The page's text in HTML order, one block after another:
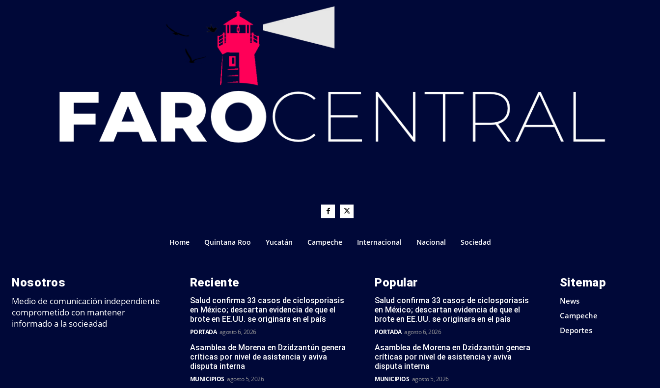
Home Quintana Roo Yucatán Campeche Internacional Nacional Sociedad
Nosotros
Medio de comunicación independiente
comprometido con mantener
informado a la socieadad
Reciente
Salud confirma 33 casos de ciclosporiasis
en México; descartan evidencia de que el
brote en EE.UU. se originara en el país
PORTADA agosto 6, 2026
Asamblea de Morena en Dzidzantún genera
críticas por nivel de asistencia y aviva
disputa interna
MUNICIPIOS agosto 5, 2026
Popular
Salud confirma 33 casos de ciclosporiasis
en México; descartan evidencia de que el
brote en EE.UU. se originara en el país
PORTADA agosto 6, 2026
Asamblea de Morena en Dzidzantún genera
críticas por nivel de asistencia y aviva
disputa interna
MUNICIPIOS agosto 5, 2026
Sitemap
News
Campeche
Deportes